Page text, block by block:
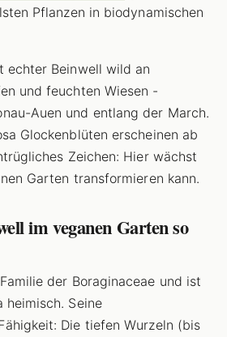
Pflanzen in biodynamischen
echter Beinwell wild an
und feuchten Wiesen -
Auen und entlang der March.
Glockenblüten erscheinen ab
Zeichen: Hier wächst
Garten transformieren kann.
im veganen Garten so
der Boraginaceae und ist
heimisch. Seine
Die tiefen Wurzeln (bis